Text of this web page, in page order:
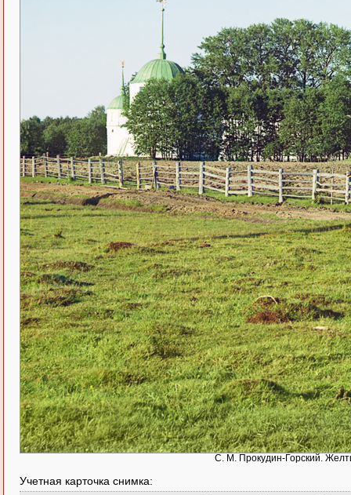
С. М. Прокудин-Горский.
Учетная карточка снимка: